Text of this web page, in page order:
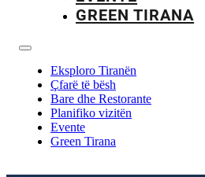
GREEN TIRANA
Eksploro Tiranën
Çfarë të bësh
Bare dhe Restorante
Planifiko vizitën
Evente
Green Tirana